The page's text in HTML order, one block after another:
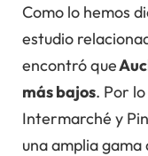
Como lo hemos
estudio
encontró que
más bajos. Por
Intermarché y
una amplia